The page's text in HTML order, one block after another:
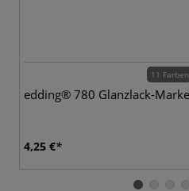
11 Farben
edding® 780 Glanzlack-
4,25 €